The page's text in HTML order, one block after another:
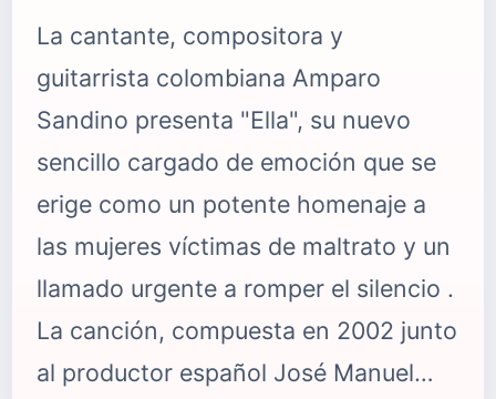
La cantante, compositora y
guitarrista colombiana Amparo
Sandino presenta "Ella", su nuevo
sencillo cargado de emoción que se
erige como un potente homenaje a
las mujeres víctimas de maltrato y un
llamado urgente a romper el silencio .
La canción, compuesta en 2002 junto
al productor español José Manuel